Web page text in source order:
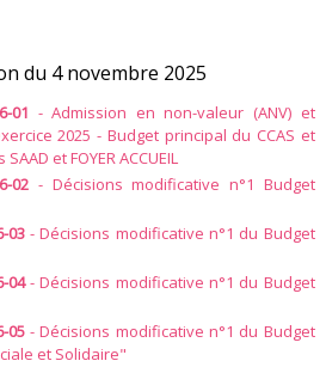
du 4 novembre 2025
01 - Admission en non-valeur (ANV) et
2025 - Budget principal du CCAS et
et FOYER ACCUEIL
02 - Décisions modificative n°1 Budget
03- Décisions modificative n°1 du Budget
04- Décisions modificative n°1 du Budget
05- Décisions modificative n°1 du Budget
et Solidaire"